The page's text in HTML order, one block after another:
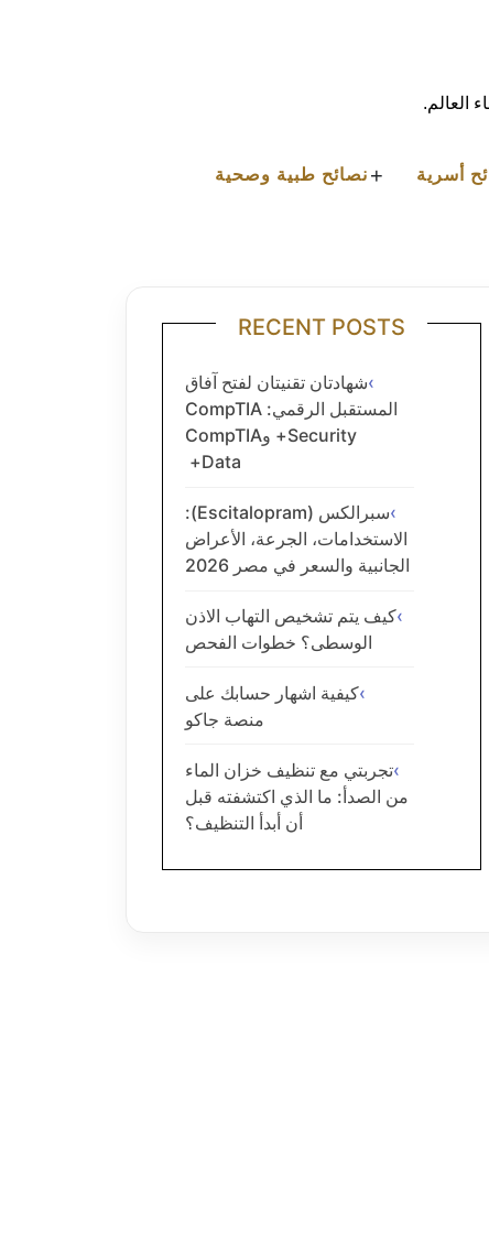
العالم.
أسرية نصائح طبية وصحية +
RECENT POSTS
شهادتان تقنيتان لفتح آفاق
المستقبل الرقمي: CompTIA
Security+ وCompTIA
Data+
سبرالكس (Escitalopram):
الاستخدامات، الجرعة، الأعراض
الجانبية والسعر في مصر 2026
كيف يتم تشخيص التهاب الاذن
الوسطى؟ خطوات الفحص
كيفية اشهار حسابك على
منصة جاكو
تجربتي مع تنظيف خزان الماء
من الصدأ: ما الذي اكتشفته قبل
أن أبدأ التنظيف؟